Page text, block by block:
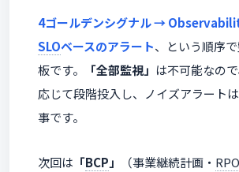
4ゴールデンシグナル →
SLOベースのアラート、という順序
板です。
「全部監視」 は不可能なの
応じて段階投入し、ノイズアラート
事です。
次回は 「BCP」 （事業継続計画・ RPO